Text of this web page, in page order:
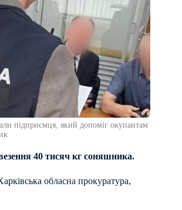
підприємця, який допоміг окупантам
40 тисяч кг соняшника.
обласна прокуратура,